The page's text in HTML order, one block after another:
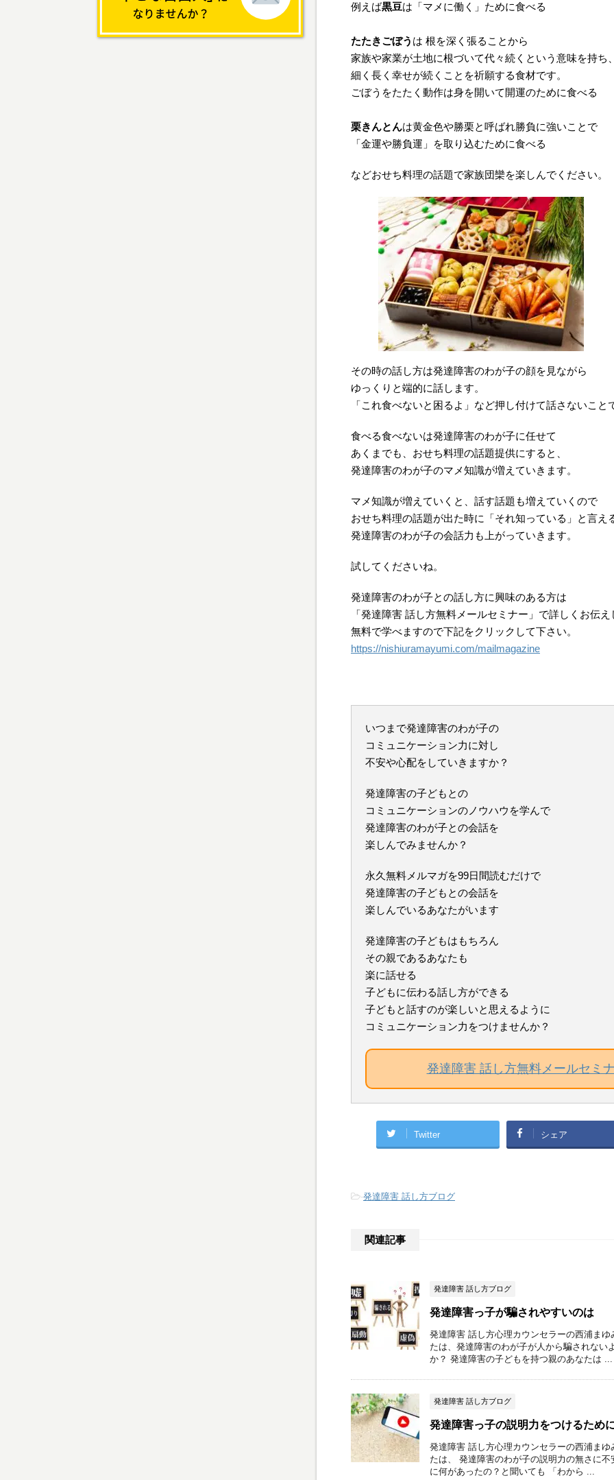
例えば黒豆は「マメに働く」ために食べる
たたきごぼう は 根を深く張ることから
家族や家業が土地に根づいて代々続くという意味を持ち、
細く長く幸せが続くことを祈願する食材です。
ごぼうをたたく動作は身を開いて開運のために食べる
栗きんとんは黄金色や勝栗と呼ばれ勝負に強いことで
「金運や勝負運」を取り込むために食べる
などおせち料理の話題で家族団欒を楽しんでください。
その時の話し方は発達障害のわが子の顔を見ながら
ゆっくりと端的に話します。
「これ食べないと困るよ」など押し付けて話さないこと
食べる食べないは発達障害のわが子に任せて
あくまでも、おせち料理の話題提供にすると、
発達障害のわが子のマメ知識が増えていきます。
マメ知識が増えていくと、話す話題も増えていくので
おせち料理の話題が出た時に「それ知っている」と言え
発達障害のわが子の会話力も上がっていきます。
試してくださいね。
発達障害のわが子との話し方に興味のある方は
「発達障害 話し方無料メールセミナー」で詳しくお伝え
無料で学べますので下記をクリックして下さい。
https://nishiuramayumi.com/mailmagazine
いつまで発達障害のわが子の
コミュニケーション力に対し
不安や心配をしていきますか？
発達障害の子どもとの
コミュニケーションのノウハウを学んで
発達障害のわが子との会話を
楽しんでみませんか？
永久無料メルマガを99日間読むだけで
発達障害の子どもとの会話を
楽しんでいるあなたがいます
発達障害の子どもはもちろん
その親であるあなたも
楽に話せる
子どもに伝わる話し方ができる
子どもと話すのが楽しいと思えるように
コミュニケーション力をつけませんか？
発達障害 話し方無料メールセミ
Twitter シェア
-発達障害 話し方ブログ
関連記事
発達障害 話し方ブログ
発達障害っ子が騙されやすいのは
発達障害 話し方心理カウンセラーの西浦ま
たは、発達障害のわが子が人から騙されない
か？ 発達障害の子どもを持つ親のあなたは ...
発達障害 話し方ブログ
発達障害っ子の説明力をつけるため
発達障害 話し方心理カウンセラーの西浦ま
たは、 発達障害のわが子の説明力の無さに
に何があったの？と聞いても 「わから ...